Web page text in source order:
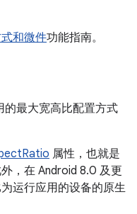
和微件功能指南。
的最大宽高比配置方式
属性，也就是
，在 Android 8.0 及更
运行应用的设备的原生